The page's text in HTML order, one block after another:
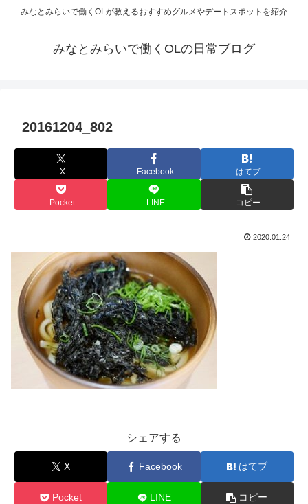
みなとみらいで働くOLが教えるおすすめグルメやデートスポットを紹介
みなとみらいで働くOLの日常ブログ
20161204_802
X Facebook はてブ
Pocket LINE コピー
2020.01.24
シェアする
X Facebook はてブ
Pocket LINE コピー